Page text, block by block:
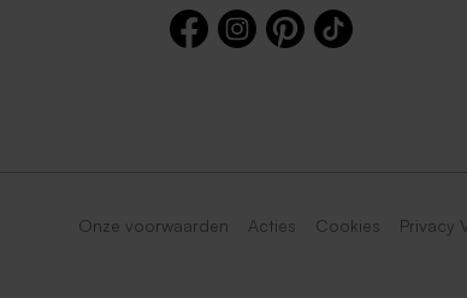
Onze voorwaarden Acties Cookies Privacy